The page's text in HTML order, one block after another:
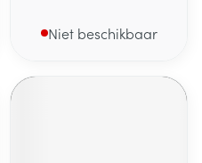
Niet beschikbaar